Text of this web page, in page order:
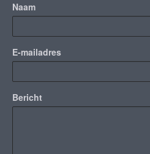
Naam
E-mailadres
Bericht